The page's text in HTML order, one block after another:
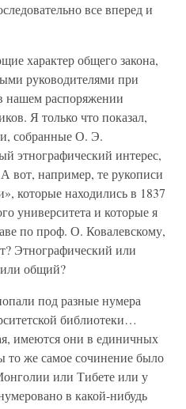
все вперед и
характер общего закона,
руководителями при
нашем распоряжении
Я только что показал,
собранные О. Э.
этнографический интерес,
вот, например, те рукописи
которые находились в 1837
университета и которые я
по проф. О. Ковалевскому,
Этнографический или
общий?
под разные нумера
библиотеки…
имеются они в единичных
то же самое сочинение было
или Тибете или у
в какой-нибудь